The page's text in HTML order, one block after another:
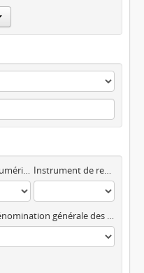
Document numérique disponible Instrument de recherche
Dénomination générale des documents